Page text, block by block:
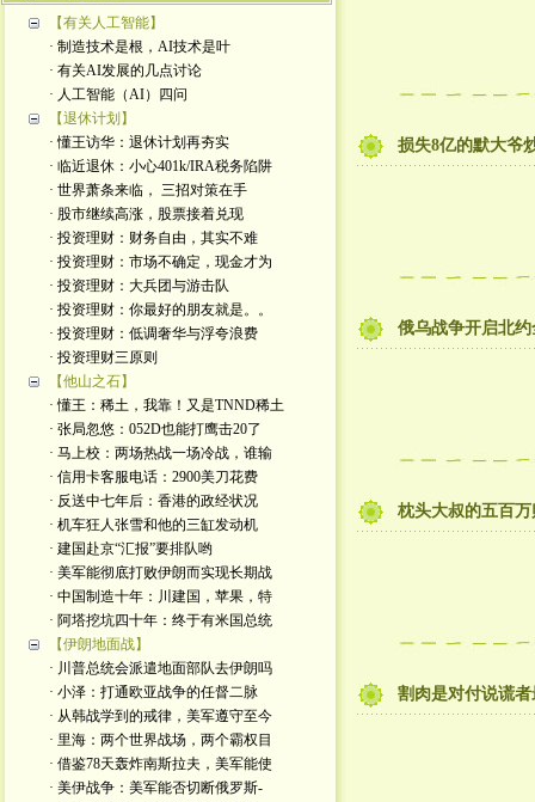
【有关人工智能】
· 制造技术是根，AI技术是叶
· 有关AI发展的几点讨论
· 人工智能（AI）四问
【退休计划】
· 懂王访华：退休计划再夯实
· 临近退休：小心401k/IRA税务陷阱
· 世界萧条来临， 三招对策在手
· 股市继续高涨，股票接着兑现
· 投资理财：财务自由，其实不难
· 投资理财：市场不确定，现金才为
· 投资理财：大兵团与游击队
· 投资理财：你最好的朋友就是。。
· 投资理财：低调奢华与浮夸浪费
· 投资理财三原则
【他山之石】
· 懂王：稀土，我靠！又是TNND稀土
· 张局忽悠：052D也能打鹰击20了
· 马上校：两场热战一场冷战，谁输
· 信用卡客服电话：2900美刀花费
· 反送中七年后：香港的政经状况
· 机车狂人张雪和他的三缸发动机
· 建国赴京“汇报”要排队哟
· 美军能彻底打败伊朗而实现长期战
· 中国制造十年：川建国，苹果，特
· 阿塔挖坑四十年：终于有米国总统
【伊朗地面战】
· 川普总统会派遣地面部队去伊朗吗
· 小泽：打通欧亚战争的任督二脉
· 从韩战学到的戒律，美军遵守至今
· 里海：两个世界战场，两个霸权目
· 借鉴78天轰炸南斯拉夫，美军能使
· 美伊战争：美军能否切断俄罗斯-
损失8亿的默大爷
俄乌战争开启北
枕头大叔的五百万
割肉是对付说谎